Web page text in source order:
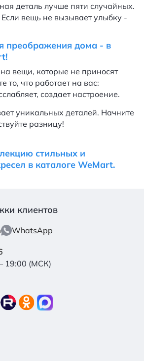
деталь лучше пяти случайных.
Если вещь не вызывает улыбку -
преображения дома - в
вещи, которые не приносят
то, что работает на вас:
создает настроение.
уникальных деталей. Начните
разницу!
стильных и
в каталоге WeMart.
клиентов
WhatsApp
19:00 (МСК)